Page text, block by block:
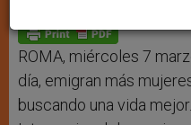
p
p
g
e
r
o
k
r
ROMA, miércoles 7
día, emigran más
buscando una vida